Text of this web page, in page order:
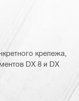
крепежа,
DX 8 и DX